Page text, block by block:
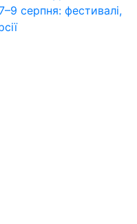
серпня: фестивалі,